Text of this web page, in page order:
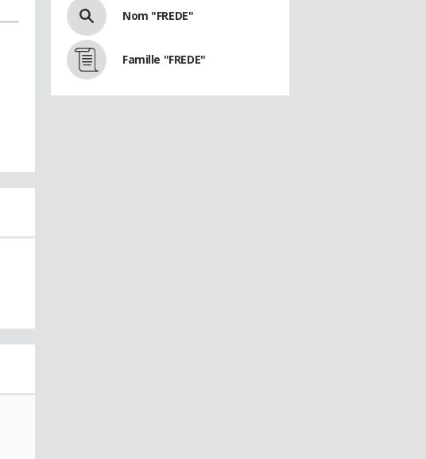
Nom "FREDE"
Famille "FREDE"